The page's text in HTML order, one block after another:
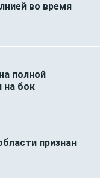
во время
полной
на бок
признан